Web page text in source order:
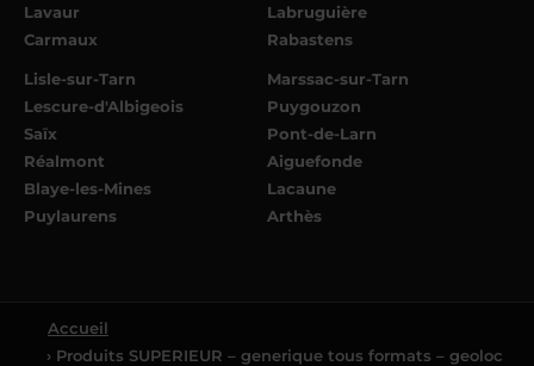
Lavaur
Carmaux
Labruguière
Rabastens
Lisle-sur-Tarn
Lescure-d'Albigeois
Saïx
Réalmont
Blaye-les-Mines
Puylaurens
Marssac-sur-Tarn
Puygouzon
Pont-de-Larn
Aiguefonde
Lacaune
Arthès
Accueil
› Produits SUPERIEUR – generique tous formats – geoloc